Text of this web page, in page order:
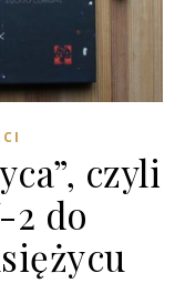
czyli
2 do